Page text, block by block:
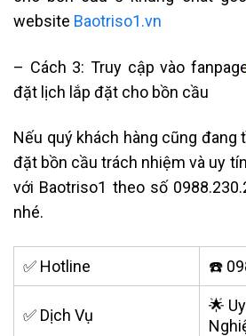
website Baotriso1.vn
– Cách 3: Truy cập vào
đặt lịch lắp đặt cho bồn cầu
Nếu quý khách hàng cũng đang
đặt bồn cầu trách nhiệm và uy
với Baotriso1 theo số
nhé.
✅ Hotline ☎️
✅ Dịch Vụ
🌟